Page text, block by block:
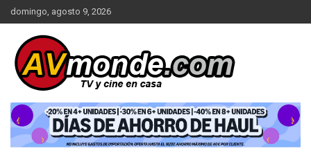
Saltar
al
contenido
domingo, agosto 9, 2026
AVMonde.com | Descubre las
Últimas Pruebas en Televisores